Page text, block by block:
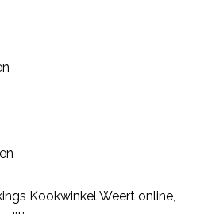
Kookwinkel Weert online,